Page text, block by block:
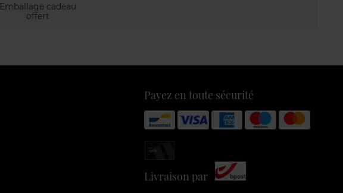
Emballage cadeau
offert
Payez en toute sécurité
Livraison par